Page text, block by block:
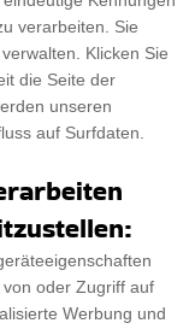
€20.45
verarbeiten. Sie
Klicken Sie
die Seite der
unseren
auf Surfdaten.
oder Zugriff auf
Werbung und